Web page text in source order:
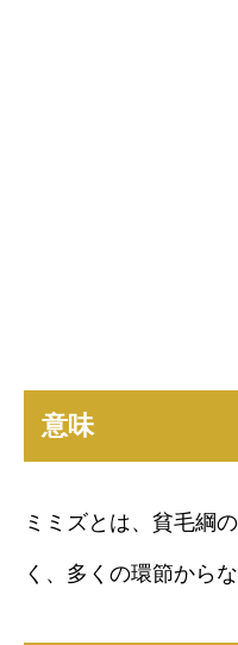
意味
ミミズとは、貧毛綱
く、多くの環節からな